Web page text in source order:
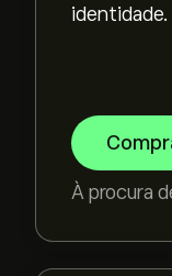
identidade.
À procura